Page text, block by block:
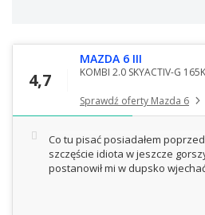
4,7
MAZDA 6 III
KOMBI 2.0 SKYACTIV-G
Sprawdź oferty Mazda 6
Co tu pisać posiadałem
szczęście idiota w jeszcze
postanowił mi w dupsko